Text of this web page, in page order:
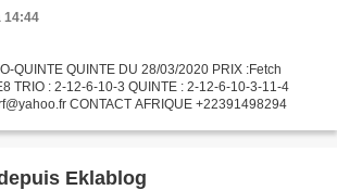
14:44
QUINTE QUINTE DU 28/03/2020 PRIX :Fetch
TRIO : 2-12-6-10-3 QUINTE : 2-12-6-10-3-11-4
CONTACT AFRIQUE +22391498294
Article publié depuis Eklablog